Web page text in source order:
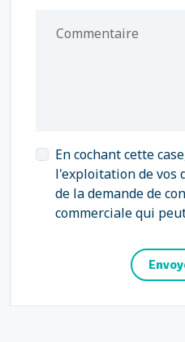
Commentaire
En cochant cette
l'exploitation de vos
de la demande de
commerciale qui